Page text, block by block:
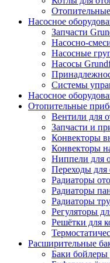
Насосное
Запчасти
Насосно-
Насосные
Насосы
Системы
Насосное
Отопительные
Вентили для
Запчасти и
Конвекторы
Конвекторы
Ниппели для
Переходы для
Радиаторы
Радиаторы
Радиаторы
Регуляторы
Решётки для
Расширительные
Баки бойлеры